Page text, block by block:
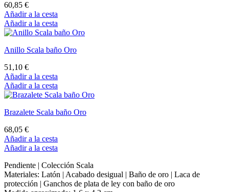
60,85 €
Añadir a la cesta
Añadir a la cesta
Anillo Scala baño Oro
51,10 €
Añadir a la cesta
Añadir a la cesta
Brazalete Scala baño Oro
68,05 €
Añadir a la cesta
Añadir a la cesta
Pendiente | Colección Scala
Materiales: Latón | Acabado desigual | Baño de oro | Laca de
protección | Ganchos de plata de ley con baño de oro